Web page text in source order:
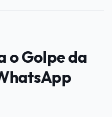
o Golpe da